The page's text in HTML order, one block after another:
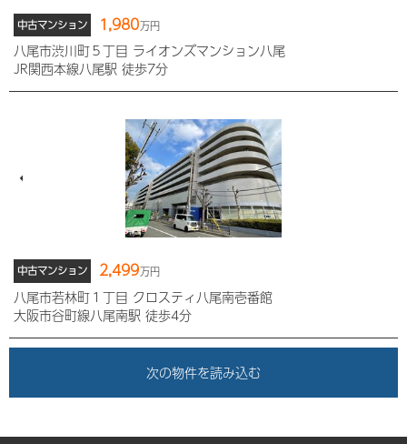
中古マンション 1,980万円
八尾市渋川町５丁目 ライオンズマンション八尾
JR関西本線八尾駅 徒歩7分
中古マンション 2,499万円
八尾市若林町１丁目 クロスティ八尾南壱番館
大阪市谷町線八尾南駅 徒歩4分
次の物件を読み込む